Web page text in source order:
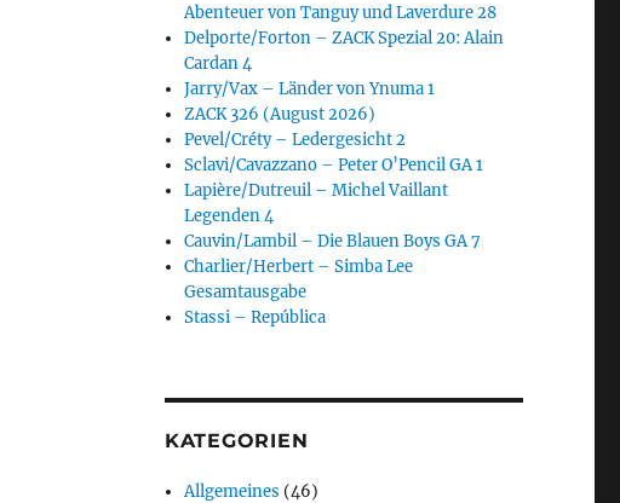
Abenteuer von Tanguy und Laverdure 28
Delporte/Forton – ZACK Spezial 20: Alain
Cardan 4
Jarry/Vax – Länder von Ynuma 1
ZACK 326 (August 2026)
Pevel/Créty – Ledergesicht 2
Sclavi/Cavazzano – Peter O’Pencil GA 1
Lapière/Dutreuil – Michel Vaillant
Legenden 4
Cauvin/Lambil – Die Blauen Boys GA 7
Charlier/Herbert – Simba Lee
Gesamtausgabe
Stassi – República
KATEGORIEN
Allgemeines (46)